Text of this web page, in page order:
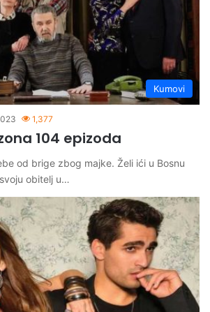
Kumovi
1,377
104 epizoda
od brige zbog majke. Želi ići u Bosnu
obitelj u…